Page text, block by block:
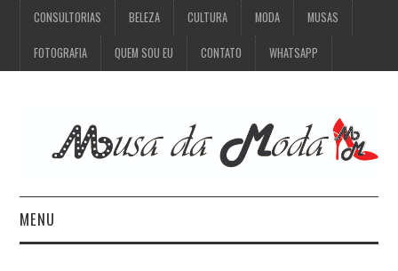
CONSULTORIAS BELEZA CULTURA MODA MUSAS
FOTOGRAFIA QUEM SOU EU CONTATO WHATSAPP
MENU